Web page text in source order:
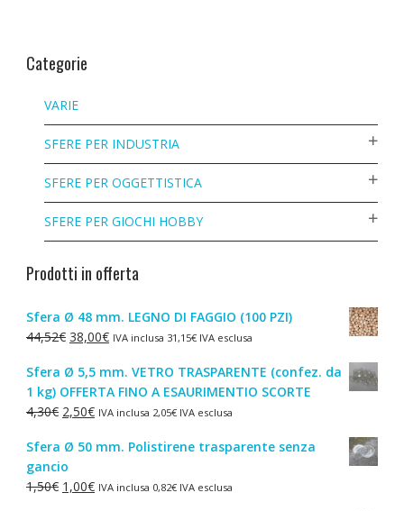
Categorie
VARIE
SFERE PER INDUSTRIA
SFERE PER OGGETTISTICA
SFERE PER GIOCHI HOBBY
Prodotti in offerta
Sfera Ø 48 mm. LEGNO DI FAGGIO (100 PZI)
44,52€ Il
originale
era:
44,52€.
38,00€Il
attuale
è:
38,00€.
IVA inclusa 31,15€IVA esclusa
Sfera Ø 5,5 mm. VETRO TRASPARENTE (confez. da
1 kg) OFFERTA FINO A ESAURIMENTIO SCORTE
4,30€ Il
originale
era:
4,30€.
2,50€Il
attuale
2,50€.
IVA inclusa 2,05€IVA esclusa
Sfera Ø 50 mm. Polistirene trasparente senza
gancio
1,50€ Il1,00€IlIVA inclusa 0,82€IVA esclusa